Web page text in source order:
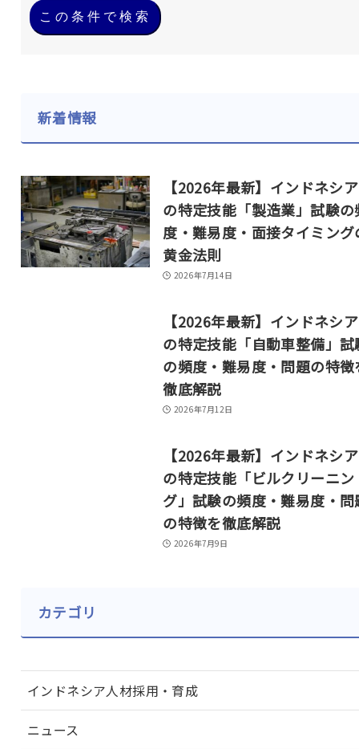
この条件で検索
新着情報
【2026年最新】インドネシ
の特定技能「製造業」試験の
度・難易度・面接タイミング
黄金法則
2026年7月14日
【2026年最新】インドネシ
の特定技能「自動車整備」試
の頻度・難易度・問題の特徴
徹底解説
2026年7月12日
【2026年最新】インドネシ
の特定技能「ビルクリーニン
グ」試験の頻度・難易度・問
の特徴を徹底解説
2026年7月9日
カテゴリ
インドネシア人材採用・育成
ニュース